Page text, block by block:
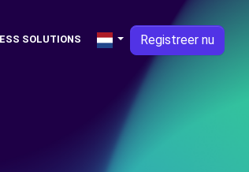
SOLUTIONS Registreer nu